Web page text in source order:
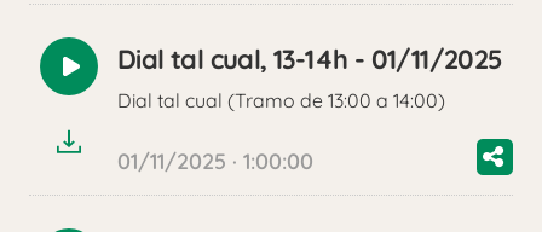
Reproducir
audio
Dial tal cual, 13-14h - 01/11/2025
Dial tal cual (Tramo de 13:00 a 14:00)
01/11/2025 · 1:00:00